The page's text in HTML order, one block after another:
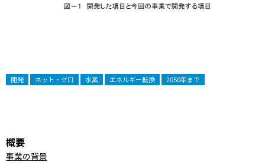
開発 ネット・ゼロ 水素 エネルギー転換 2050年まで
概要
事業の背景